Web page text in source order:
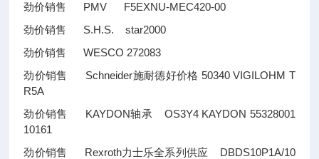
劲价销售 PMV F5EXNU-MEC420-00
劲价销售 S.H.S. star2000
劲价销售 WESCO 272083
劲价销售 Schneider施耐德好价格 50340 VIGILOHM T
R5A
劲价销售 KAYDON轴承 OS3Y4 KAYDON 55328001
10161
劲价销售 Rexroth力士乐全系列供应 DBDS10P1A/10